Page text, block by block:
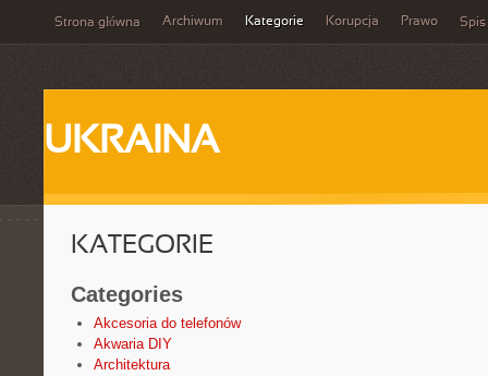
Strona główna Archiwum Kategorie Korupcja Prawo Spis
UKRAINA
KATEGORIE
Categories
Akcesoria do telefonów
Akwaria DIY
Architektura